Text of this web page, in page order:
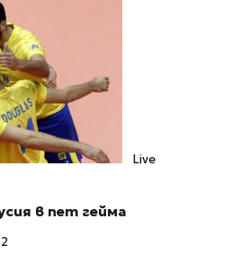
Live
в пет гейма